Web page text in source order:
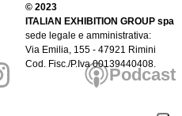
© 2023
ITALIAN EXHIBITION GROUP spa
sede legale e amministrativa:
Via Emilia, 155 - 47921 Rimini
Cod. Fisc./P.Iva 00139440408.
Podcast